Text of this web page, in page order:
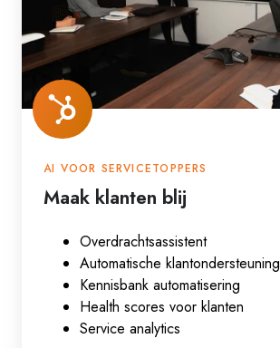
AI VOOR SERVICETOPPERS
Maak klanten blij
Overdrachtsassistent
Automatische klantondersteuning
Kennisbank automatisering
Health scores voor klanten
Service analytics